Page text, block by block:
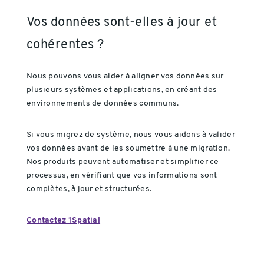
Vos données sont-elles à jour et
cohérentes ?
Nous pouvons vous aider à aligner vos données sur
plusieurs systèmes et applications, en créant des
environnements de données communs.
Si vous migrez de système, nous vous aidons à valider
vos données avant de les soumettre à une migration.
Nos produits peuvent automatiser et simplifier ce
processus, en vérifiant que vos informations sont
complètes, à jour et structurées.
Contactez 1Spatial